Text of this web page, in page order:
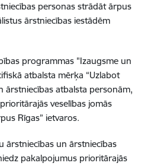
personas strādāt ārpus
ārstniecības iestādēm
programmas "Izaugsme un
atbalsta mērķa “Uzlabot
ārstniecības atbalsta personām,
veselības jomās
Rīgas” ietvaros.
ārstniecības un ārstniecības
pakalpojumus prioritārajās